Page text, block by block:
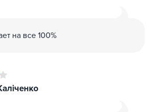
на все 100%